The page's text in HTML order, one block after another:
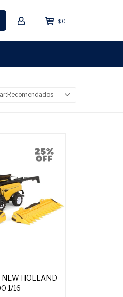
$ 0
Recomendados
NEW HOLLAND
1/16